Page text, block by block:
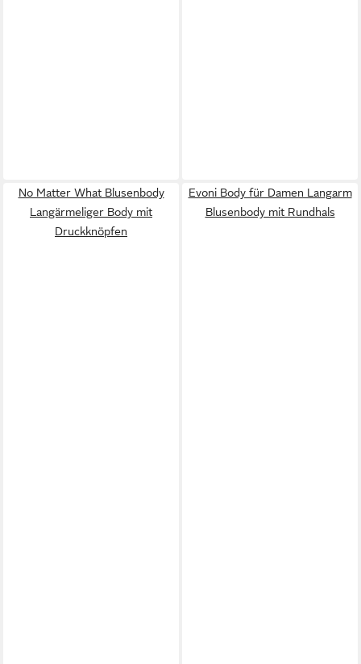
No Matter What Blusenbody
Langärmeliger Body mit
Druckknöpfen
Evoni Body für Damen Langarm
Blusenbody mit Rundhals